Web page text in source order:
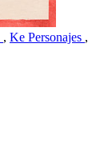
, Ke Personajes ,